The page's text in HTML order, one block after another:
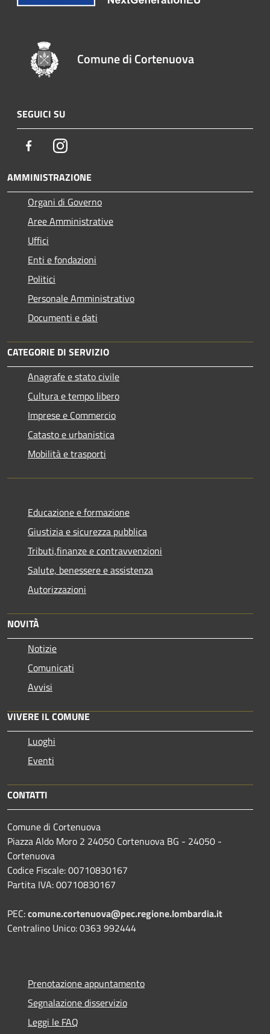
Comune di Cortenuova
SEGUICI SU
FacebookInstagram
AMMINISTRAZIONE
Organi di Governo
Aree Amministrative
Uffici
Enti e fondazioni
Politici
Personale Amministrativo
Documenti e dati
CATEGORIE DI SERVIZIO
Anagrafe e stato civile
Cultura e tempo libero
Imprese e Commercio
Catasto e urbanistica
Mobilità e trasporti
Educazione e formazione
Giustizia e sicurezza pubblica
Tributi,finanze e contravvenzioni
Salute, benessere e assistenza
Autorizzazioni
NOVITÀ
Notizie
Comunicati
Avvisi
VIVERE IL COMUNE
Luoghi
Eventi
CONTATTI
Comune di Cortenuova
Piazza Aldo Moro 2 24050 Cortenuova BG - 24050 -
Cortenuova
Codice Fiscale: 00710830167
Partita IVA: 00710830167
PEC:comune.cortenuova@pec.regione.lombardia.it
Centralino Unico: 0363 992444
Prenotazione appuntamento
Segnalazione disservizio
Leggi le FAQ